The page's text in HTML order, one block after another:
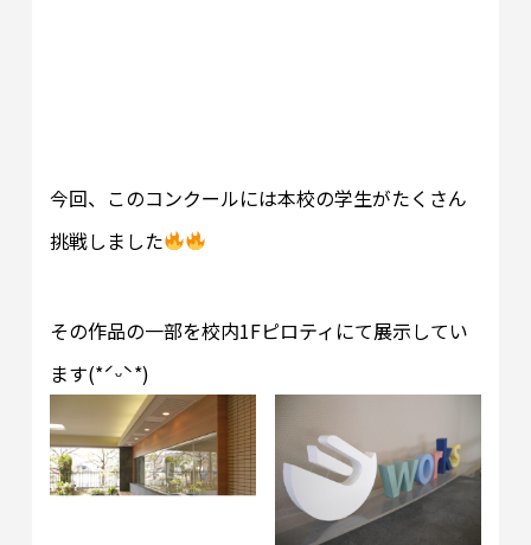
今回、このコンクールには本校の学生がたくさん
挑戦しました
その作品の一部を校内1Fピロティにて展示してい
ます(*ˊᵕˋ*)